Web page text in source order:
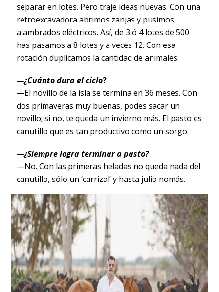
separar en lotes. Pero traje ideas nuevas. Con una
retroexcavadora abrimos zanjas y pusimos
alambrados eléctricos. Así, de 3 ó 4 lotes de 500
has pasamos a 8 lotes y a veces 12. Con esa
rotación duplicamos la cantidad de animales.
—¿Cuánto dura el ciclo?
—El novillo de la isla se termina en 36 meses. Con
dos primaveras muy buenas, podes sacar un
novillo; si no, te queda un invierno más. El pasto es
canutillo que es tan productivo como un sorgo.
—¿Siempre logra terminar a pasto?
—No. Con las primeras heladas no queda nada del
canutillo, sólo un ‘carrizal’ y hasta julio nomás.